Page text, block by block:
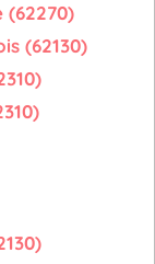
(62270)
(62130)